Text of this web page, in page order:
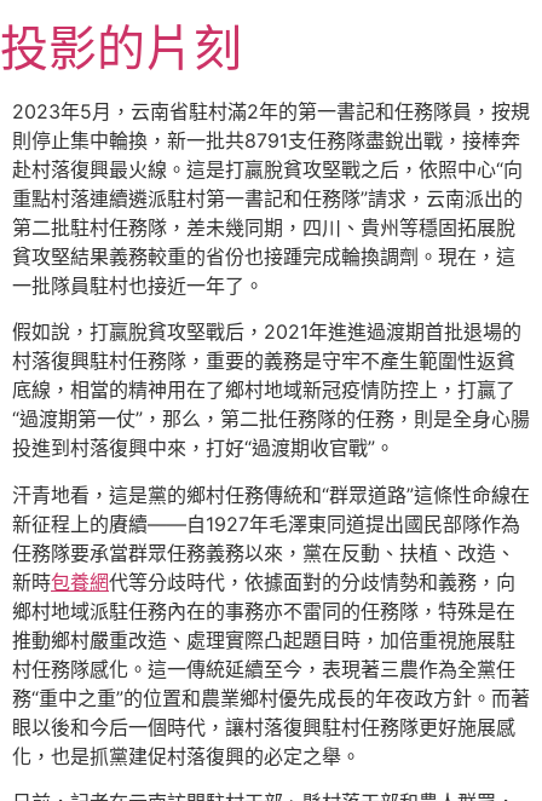
至
主
要
內
容
投影的片刻
2023年5月，云南省駐村滿2年的第一書記和任務隊員，按規
則停止集中輪換，新一批共8791支任務隊盡銳出戰，接棒奔
赴村落復興最火線。這是打贏脫貧攻堅戰之后，依照中心“向
重點村落連續遴派駐村第一書記和任務隊”請求，云南派出的
第二批駐村任務隊，差未幾同期，四川、貴州等穩固拓展脫
貧攻堅結果義務較重的省份也接踵完成輪換調劑。現在，這
一批隊員駐村也接近一年了。
假如說，打贏脫貧攻堅戰后，2021年進進過渡期首批退場的
村落復興駐村任務隊，重要的義務是守牢不產生範圍性返貧
底線，相當的精神用在了鄉村地域新冠疫情防控上，打贏了
“過渡期第一仗”，那么，第二批任務隊的任務，則是全身心腸
投進到村落復興中來，打好“過渡期收官戰”。
汗青地看，這是黨的鄉村任務傳統和“群眾道路”這條性命線在
新征程上的賡續——自1927年毛澤東同道提出國民部隊作為
任務隊要承當群眾任務義務以來，黨在反動、扶植、改造、
新時包養網代等分歧時代，依據面對的分歧情勢和義務，向
鄉村地域派駐任務內在的事務亦不雷同的任務隊，特殊是在
推動鄉村嚴重改造、處理實際凸起題目時，加倍重視施展駐
村任務隊感化。這一傳統延續至今，表現著三農作為全黨任
務“重中之重”的位置和農業鄉村優先成長的年夜政方針。而著
眼以後和今后一個時代，讓村落復興駐村任務隊更好施展感
化，也是抓黨建促村落復興的必定之舉。